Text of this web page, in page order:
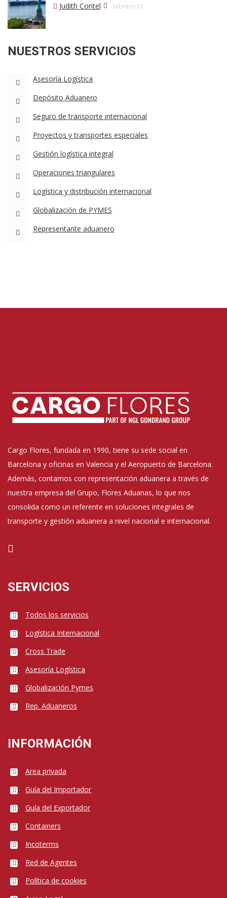
Judith Contel
febrero 01
NUESTROS SERVICIOS
Asesoría Logística
Depósito Aduanero
Seguro de transporte internacional
Proyectos y transportes especiales
Gestión logística integral
Operaciones triangulares
Logística y distribución internacional
Globalización de PYMES
Representante aduanero
Cargo Flores, fundada en 1990, tiene su sede social en
Barcelona y oficinas en Valencia y el Aeropuerto de Barcelona.
Además, contamos con representación aduanera a través de
nuestra empresa del Grupo, Flores Aduanas, lo que nos
consolida como un referente en soluciones integrales de
transporte y gestión aduanera a nivel nacional e internacional.
SERVICIOS
Todos los servicios
Logística Internacional
Cross Trade
Asesoría Logística
Globalización Pymes
Rep. Aduaneros
INFORMACIÓN
Area privada
Guía del Importador
Guía del Exportador
Containers
Incoterms
Red de Agentes
Política de cookies